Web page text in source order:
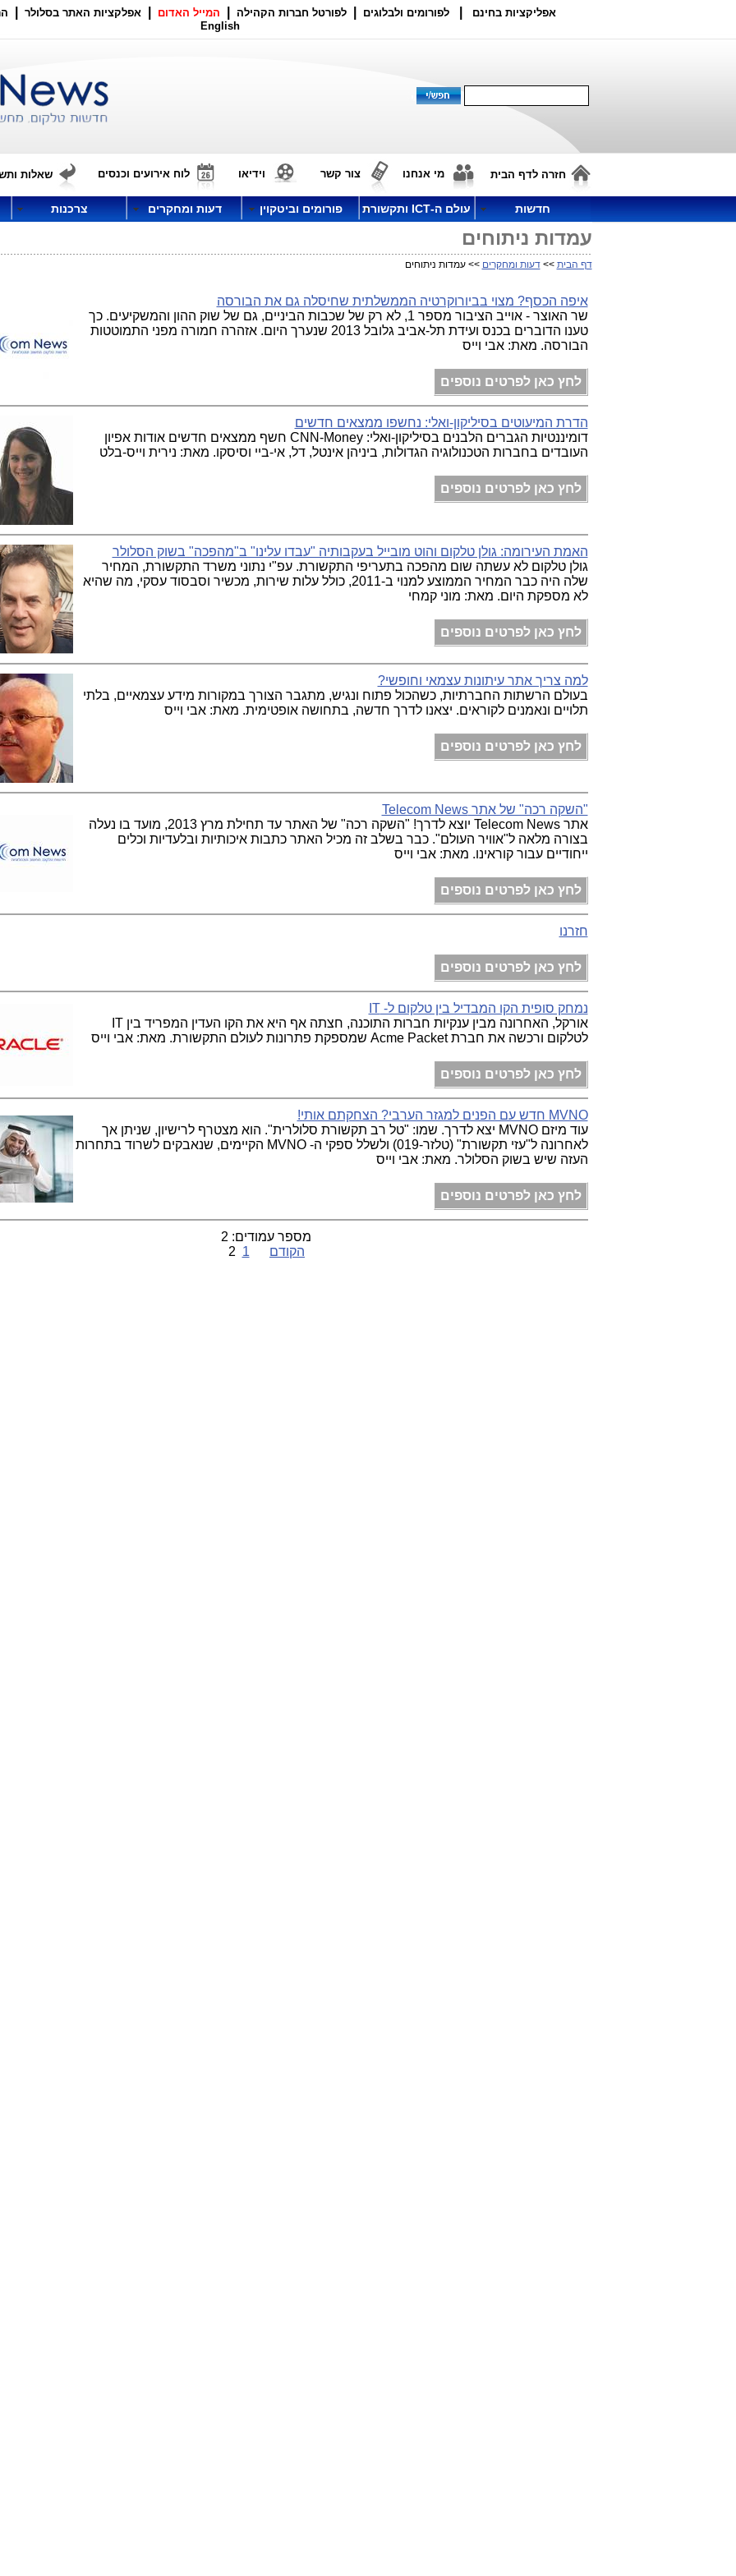
אפליקציות בחינם לפורומים ולבלוגים לפורטל חברות הקהילה המייל האדום אפלקציות האתר בסלולר
English
חזרה לדף הבית מי אנחנו צור קשר וידיאו לוח אירועים וכנסים שאלות
חדשות עולם ה-ICT ותקשורת פורומים וביטקוין דעות ומחקרים צרכנות
עמדות ניתוחים
דף הבית >>דעות ומחקרים >> עמדות ניתוחים
איפה הכסף? מצוי בביורוקרטיה הממשלתית שחיסלה גם את הבורסה
שר האוצר - אוייב הציבור מספר 1, לא רק של שכבות הביניים, גם של שוק ההון והמשקיעים. כך
טענו הדוברים בכנס ועידת תל-אביב גלובל 2013 שנערך היום. אזהרה חמורה מפני התמוטטות
הבורסה. מאת: אבי וייס
לחץ כאן לפרטים נוספים
הדרת המיעוטים בסיליקון-ואלי: נחשפו ממצאים חדשים
דומיננטיות הגברים הלבנים בסיליקון-ואלי: CNN-Money חשף ממצאים חדשים אודות אפיון
העובדים בחברות הטכנולוגיה הגדולות, ביניהן אינטל, דל, אי-ביי וסיסקו. מאת: נירית וייס-בלט
לחץ כאן לפרטים נוספים
האמת העירומה: גולן טלקום והוט מובייל בעקבותיה "עבדו עלינו" ב"מהפכה" בשוק הסלולר
גולן טלקום לא עשתה שום מהפכה בתעריפי התקשורת. עפ"י נתוני משרד התקשורת, המחיר
שלה היה כבר המחיר הממוצע למנוי ב-2011, כולל עלות שירות, מכשיר וסבסוד עסקי, מה שהיא
לא מספקת היום. מאת: מוני קמחי
לחץ כאן לפרטים נוספים
למה צריך אתר עיתונות עצמאי וחופשי?
בעולם הרשתות החברתיות, כשהכול פתוח ונגיש, מתגבר הצורך במקורות מידע עצמאיים, בלתי
תלויים ונאמנים לקוראים. יצאנו לדרך חדשה, בתחושה אופטימית. מאת: אבי וייס
לחץ כאן לפרטים נוספים
"השקה רכה" של אתר Telecom News
אתר Telecom News יוצא לדרך! "השקה רכה" של האתר עד תחילת מרץ 2013, מועד בו נעלה
בצורה מלאה ל"אוויר העולם". כבר בשלב זה מכיל האתר כתבות איכותיות ובלעדיות וכלים
ייחודיים עבור קוראינו. מאת: אבי וייס
לחץ כאן לפרטים נוספים
חזרנו
לחץ כאן לפרטים נוספים
נמחק סופית הקו המבדיל בין טלקום ל- IT
אורקל, האחרונה מבין ענקיות חברות התוכנה, חצתה אף היא את הקו העדין המפריד בין IT
לטלקום ורכשה את חברת Acme Packet שמספקת פתרונות לעולם התקשורת. מאת: אבי וייס
לחץ כאן לפרטים נוספים
MVNO חדש עם הפנים למגזר הערבי? הצחקתם אותי!
עוד מיזם MVNO יצא לדרך. שמו: "טל רב תקשורת סלולרית". הוא מצטרף לרישיון, שניתן אך
לאחרונה ל"עזי תקשורת" (טלזר-019) ולשלל ספקי ה- MVNO הקיימים, שנאבקים לשרוד בתחרות
העזה שיש בשוק הסלולר. מאת: אבי וייס
לחץ כאן לפרטים נוספים
מספר עמודים: 2
הקודם
1
2